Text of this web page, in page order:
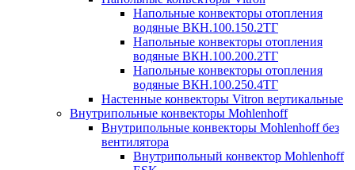
Напольные конвекторы отопления
водяные ВКН.100.150.2ТГ
Напольные конвекторы отопления
водяные ВКН.100.200.2ТГ
Напольные конвекторы отопления
водяные ВКН.100.250.4ТГ
Настенные конвекторы Vitron вертикальные
Внутрипольные конвекторы Mohlenhoff
Внутрипольные конвекторы Mohlenhoff без
вентилятора
Внутрипольный конвектор Mohlenhoff